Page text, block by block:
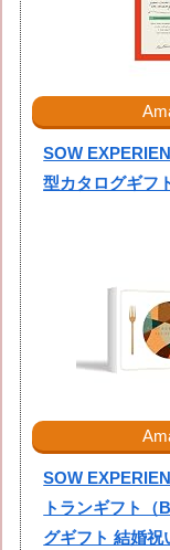
SOW
型カタログギフ
SOW
トランギフト（
グギフト 結婚祝